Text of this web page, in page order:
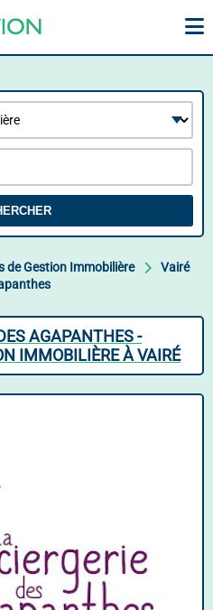
de Gestion Immobilière
Vairé
AGAPANTHES -
IMMOBILIÈRE À VAIRÉ